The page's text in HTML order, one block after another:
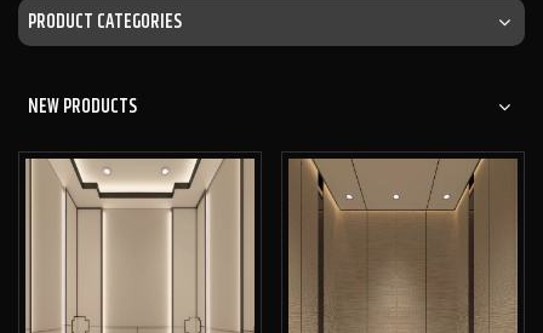
PRODUCT CATEGORIES
NEW PRODUCTS